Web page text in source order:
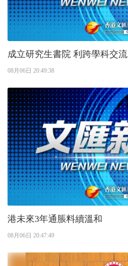
成立研究生書院 利跨學科交流
08月06日 20:49:38
港未來3年通脹料續溫和
08月06日 20:47:49